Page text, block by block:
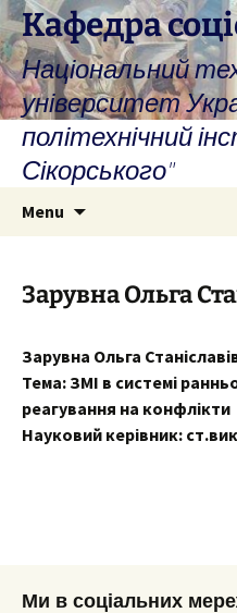
Skip
to
content
Кафедра
Національний
університет
політехнічний
Сікорського"
Menu
Зарувна Ольга
Зарувна Ольга
Тема: ЗМІ в системі
реагування на конфлікти
Науковий керівник:
Ми в соціальних